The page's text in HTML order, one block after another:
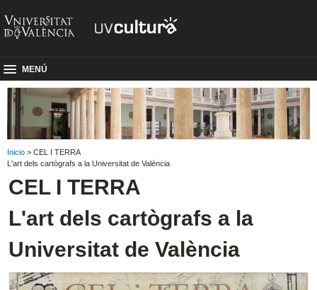
MENÚ
Inicio > CEL I TERRA
L'art dels cartògrafs a la Universitat de València
CEL I TERRA
L'art dels cartògrafs a la
Universitat de València